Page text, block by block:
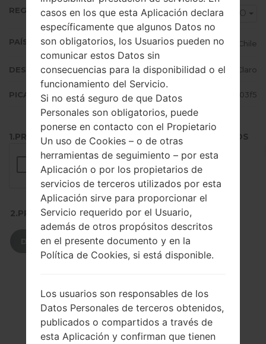
REGIÓN CHO
PAÍS (UN/EL PAÍS) Chile
DESCRIPCIÓN Movistar, ENTEL, Claro
PICADILLO 6583fc6889e579517c9c629abb3403f5
1.PRESIONE EL BOTÓN PARA CARGAR LOS ARCHIVOS
2.PRESIONE PARA DESCARGAR
DESCARGAR
casos en los que esta Aplicación declara
específicamente que algunos Datos no
son obligatorios, los Usuarios pueden no
comunicar estos Datos sin
consecuencias para la disponibilidad o el
funcionamiento del Servicio.
Si no está seguro de que Datos
Personales son obligatorios, puede
ponerse en contacto con el Propietario
Un uso de Cookies – o de otras
herramientas de seguimiento – por esta
Aplicación o por los propietarios de
servicios de terceros utilizados por esta
Aplicación sirve para proporcionar el
Servicio requerido por el Usuario,
además de otros propósitos descritos
en el presente documento y en la
Política de Cookies, si está disponible.
Los usuarios son responsables de los
Datos Personales de terceros obtenidos,
publicados o compartidos a través de
esta Aplicación y confirman que tienen